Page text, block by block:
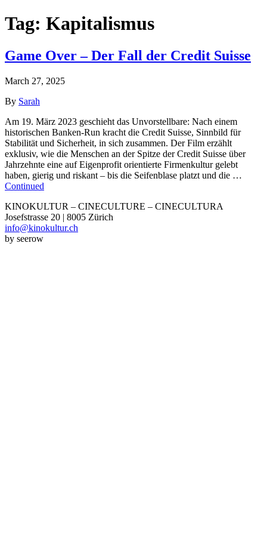
Tag: Kapitalismus
Game Over – Der Fall der Credit Suisse
March 27, 2025
By Sarah
Am 19. März 2023 geschieht das Unvorstellbare: Nach einem
historischen Banken-Run kracht die Credit Suisse, Sinnbild für
Stabilität und Sicherheit, in sich zusammen. Der Film erzählt
exklusiv, wie die Menschen an der Spitze der Credit Suisse über
Jahrzehnte eine auf Eigenprofit orientierte Firmenkultur gelebt
haben, gierig und riskant – bis die Seifenblase platzt und die …
Continued
KINOKULTUR – CINECULTURE – CINECULTURA
Josefstrasse 20 | 8005 Zürich
info@kinokultur.ch
by seerow